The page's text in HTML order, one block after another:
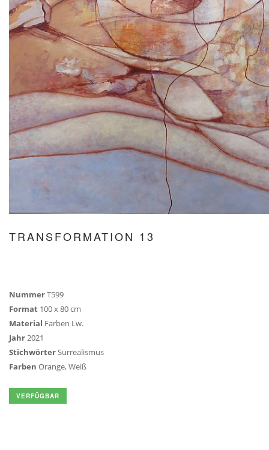
TRANSFORMATION 13
NummerT599
Format 100 x 80 cm
Material Farben Lw.
Jahr2021
StichwörterSurrealismus
Farben Orange, Weiß
VERFÜGBAR